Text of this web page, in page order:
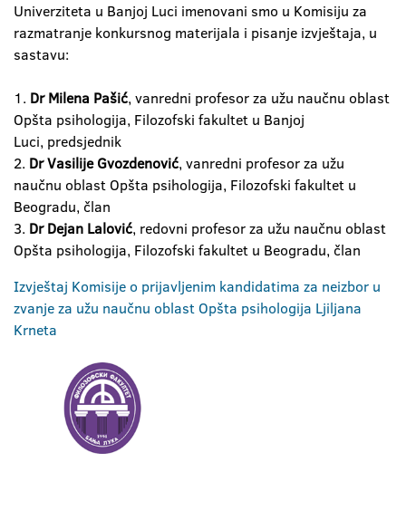
Univerziteta u Banjoj Luci imenovani smo u Komisiju za
razmatranje konkursnog materijala i pisanje izvještaja, u
sastavu:
1. Dr Milena Pašić, vanredni profesor za užu naučnu oblast
Opšta psihologija, Filozofski fakultet u Banjoj
Luci, predsjednik
2. Dr Vasilije Gvozdenović, vanredni profesor za užu
naučnu oblast Opšta psihologija, Filozofski fakultet u
Beogradu, član
3. Dr Dejan Lalović, redovni profesor za užu naučnu oblast
Opšta psihologija, Filozofski fakultet u Beogradu, član
Izvještaj Komisije o prijavljenim kandidatima za neizbor u
zvanje za užu naučnu oblast Opšta psihologija Ljiljana
Krneta